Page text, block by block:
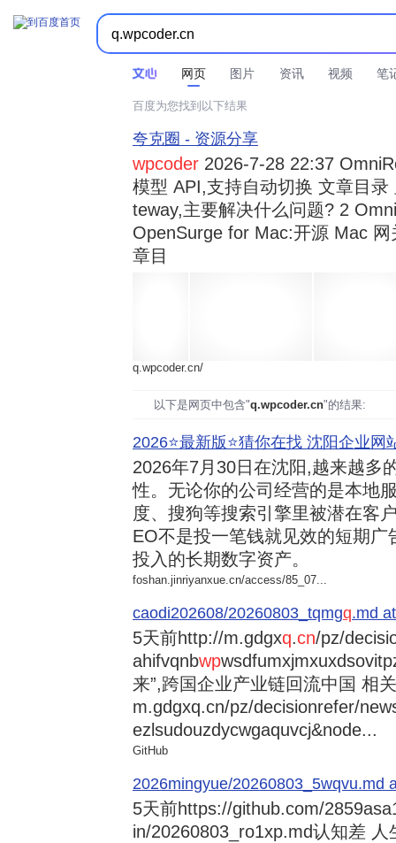
网页 图片 资讯 视频 笔
时间不限  所有网页和文件  站点内检索 
百度为您找到以下结果
夸克圈 - 资源分享
wpcoder 2026-7-28 22:37
模型 API,支持自动切换 文章目
teway,主要解决什么问题? 2
OpenSurge for Mac:开源 Mac
章目
q.wpcoder.cn/
以下是网页中包含"q.wpcoder.cn"的结果:
2026⭐️最新版⭐️猜你在找 沈阳企业网
2026年7月30日在沈阳,越来越多
性。无论你的公司经营的是本地
度、搜狗等搜索引擎里被潜在客
EO不是投一笔钱就见效的短期
投入的长期数字资产。
foshan.jinriyanxue.cn/access/85_07...
caodi202608/20260803_tqmgq.md
5天前http://m.gdgxq.cn/pz/
ahifvqnbwp
来”,跨国企业产业链回流中国 相
m.gdgxq.cn/pz/decisionrefer/
ezlsudouzdycwgaquvcj&node...
GitHub
2026mingyue/20260803_5wqvu.md
5天前https://github.com/
in/20260803_ro1xp.md认知差